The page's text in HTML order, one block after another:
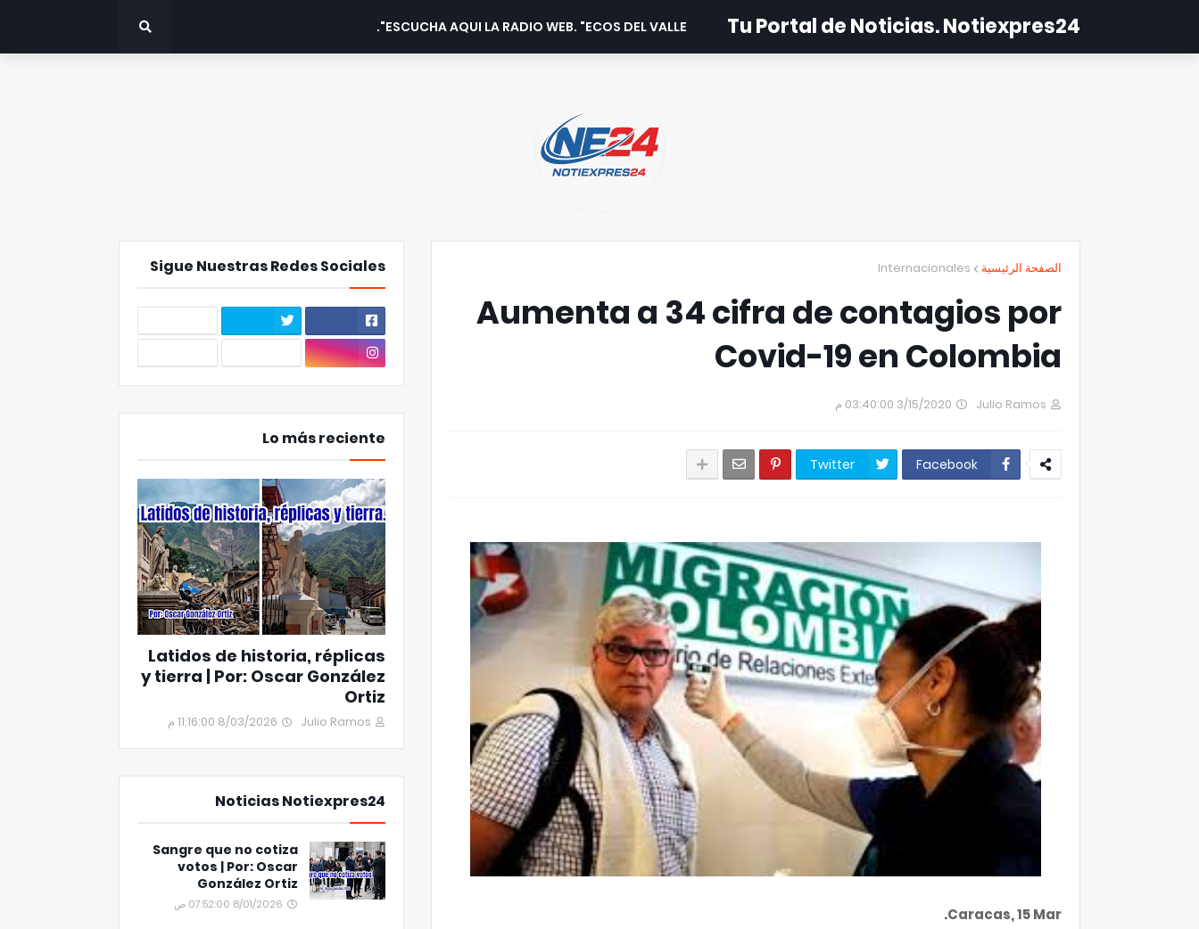
Tu Portal de Noticias. Notiexpres24
ESCUCHA AQUI LA RADIO WEB. "ECOS DEL VALLE".
الصفحة الرئيسية Internacionales
Aumenta a 34 cifra de contagios por
Covid-19 en Colombia
Julio Ramos 3/15/2020 03:40:00 م
Facebook
Twitter
Caracas, 15 Mar.
Sigue Nuestras Redes Sociales
Lo más reciente
Latidos de historia, réplicas
y tierra | Por: Oscar González
Ortiz
Julio Ramos 8/03/2026 11:16:00 م
Noticias Notiexpres24
Sangre que no cotiza
votos | Por: Oscar
González Ortiz
8/01/2026 07:52:00 ص